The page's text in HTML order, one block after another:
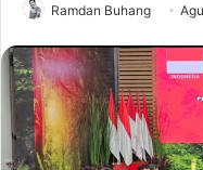
Ramdan Buhang